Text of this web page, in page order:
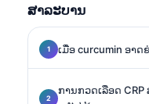
ສາລະບານ
ເມື່ອ curcumin ອາ
ການກວດເລືອດ